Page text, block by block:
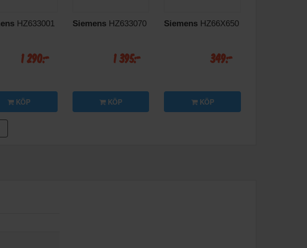
HZ633001
1 290:-
KÖP
SiemensHZ633070
1 395:-
KÖP
Siemens HZ66X650
349:-
KÖP